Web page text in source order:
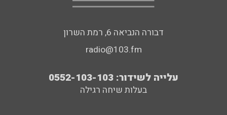
דבורה הנביאה 6, רמת השרון
radio@103.fm
עלייה לשידור: 0552-103-103
בעלות שיחה רגילה